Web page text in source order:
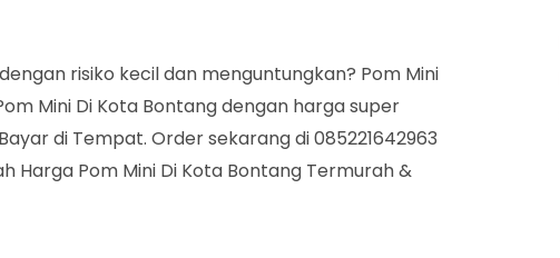
Mini
Di
Kota
Bontang
risiko kecil dan menguntungkan? Pom Mini
Mini Di Kota Bontang dengan harga super
di Tempat. Order sekarang di 085221642963
Harga Pom Mini Di Kota Bontang Termurah &